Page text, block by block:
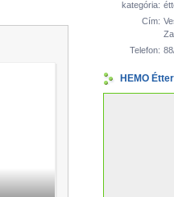
kategória:
Cím:
Telefon:
HEMO